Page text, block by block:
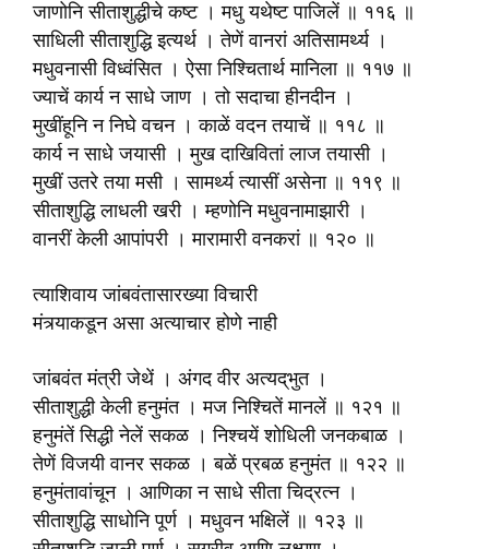
जाणोनि सीताशुद्धीचे कष्ट । मधु यथेष्ट पाजिलें ॥ ११६ ॥
साधिली सीताशुद्धि इत्यर्थ । तेणें वानरां अतिसामर्थ्य ।
मधुवनासी विध्वंसित । ऐसा निश्चितार्थ मानिला ॥ ११७ ॥
ज्याचें कार्य न साधे जाण । तो सदाचा हीनदीन ।
मुखींहूनि न निघे वचन । काळें वदन तयाचें ॥ ११८ ॥
कार्य न साधे जयासी । मुख दाखिवितां लाज तयासी ।
मुखीं उतरे तया मसी । सामर्थ्य त्यासीं असेना ॥ ११९ ॥
सीताशुद्धि लाधली खरी । म्हणोनि मधुवनामाझारी ।
वानरीं केली आपांपरी । मारामारी वनकरां ॥ १२० ॥
त्याशिवाय जांबवंतासारख्या विचारी
मंत्र्याकडून असा अत्याचार होणे नाही
जांबवंत मंत्री जेथें । अंगद वीर अत्यद्‌भुत ।
सीताशुद्धी केली हनुमंत । मज निश्चितें मानलें ॥ १२१ ॥
हनुमंतें सिद्धी नेलें सकळ । निश्चयें शोधिली जनकबाळ ।
तेणें विजयी वानर सकळ । बळें प्रबळ हनुमंत ॥ १२२ ॥
हनुमंतावांचून । आणिका न साधे सीता चिद्रत्‍न ।
सीताशुद्धि साधोनि पूर्ण । मधुवन भक्षिलें ॥ १२३ ॥